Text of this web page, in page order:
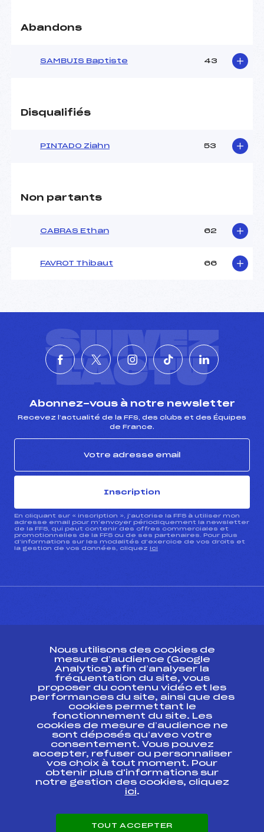
Abandons
SAMBUIS Baptiste 43
Disqualifiés
PINTADO Ziahn 53
Non partants
CABRAS Ethan 62
FAVROT Thibaut 66
SUIVEZ
L'ACTU
Abonnez-vous à notre newsletter
Recevez l’actualité de la FFS, des clubs et des Équipes
de France.
Inscription
En cliquant sur « inscription », j’autorise la FFS à utiliser mon
adresse email pour m’envoyer périodiquement la newsletter
de la FFS, qui peut contenir des offres commerciales et
promotionnelles de la FFS ou de ses partenaires. Pour plus
d’informations sur les modalités d’exercice de vos droits et
la gestion de vos données, cliquez ici
Ressources
Pass’Neige
Projet sportif fédéral
Projet de performance fédéral
Antidopage
Pôle Développement, Formation, Suivi
Scientifique
Listes ministérielles
Pôle vie de l’athlète
Enseignement professionnel
Nous utilisons des cookies de
mesure d’audience (Google
Analytics) afin d’analyser la
fréquentation du site, vous
proposer du contenu vidéo et les
performances du site, ainsi que des
cookies permettant le
fonctionnement du site. Les
cookies de mesure d’audience ne
sont déposés qu’avec votre
consentement. Vous pouvez
accepter, refuser ou personnaliser
vos choix à tout moment. Pour
obtenir plus d'informations sur
notre gestion des cookies, cliquez
ici.
TOUT ACCEPTER